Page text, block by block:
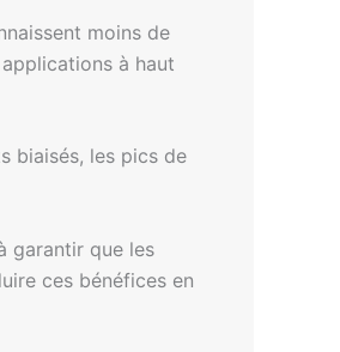
moins de
à haut
biaisés, les pics de
garantir que les
ces bénéfices en